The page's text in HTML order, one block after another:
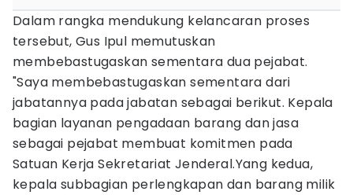
Dalam rangka mendukung kelancaran proses
tersebut, Gus Ipul memutuskan
membebastugaskan sementara dua pejabat.
"Saya membebastugaskan sementara dari
jabatannya pada jabatan sebagai berikut. Kepala
bagian layanan pengadaan barang dan jasa
sebagai pejabat membuat komitmen pada
Satuan Kerja Sekretariat Jenderal.Yang kedua,
kepala subbagian perlengkapan dan barang milik